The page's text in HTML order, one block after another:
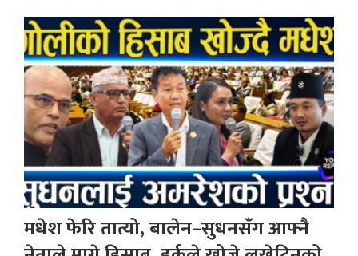
मधेश फेरि तात्यो, बालेन–सुधनसँग आफ्नै